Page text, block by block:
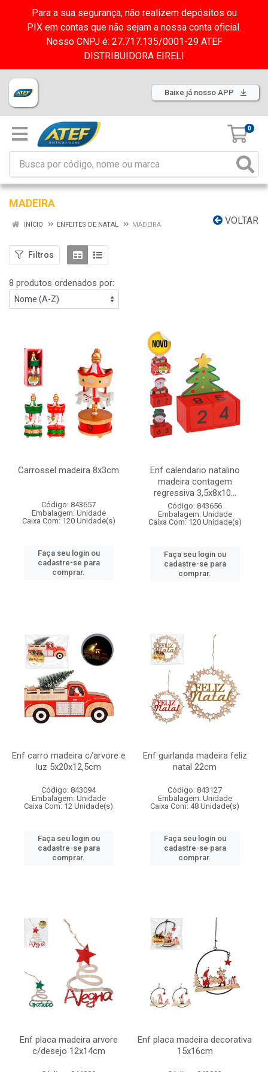
Para a sua segurança, não realizem depósitos ou
PIX em contas que não sejam a nossa conta oficial.
Nosso CNPJ é: 27.717.135/0001-29 ATEF
DISTRIBUIDORA EIRELI
Baixe já nosso APP
0
MADEIRA
VOLTAR
INÍCIO ENFEITES DE NATAL MADEIRA
Filtros
8 produtos ordenados por:
Carrossel madeira 8x3cm
Código: 843657
Embalagem: Unidade
Caixa Com: 120 Unidade(s)
Faça seu login ou
cadastre-se para
comprar.
Enf calendario natalino
madeira contagem
regressiva 3,5x8x10...
Código: 843656
Embalagem: Unidade
Caixa Com: 120 Unidade(s)
Faça seu login ou
cadastre-se para
comprar.
Enf carro madeira c/arvore e
luz 5x20x12,5cm
Código: 843094
Embalagem: Unidade
Caixa Com: 12 Unidade(s)
Faça seu login ou
cadastre-se para
comprar.
Enf guirlanda madeira feliz
natal 22cm
Código: 843127
Embalagem: Unidade
Caixa Com: 48 Unidade(s)
Faça seu login ou
cadastre-se para
comprar.
Enf placa madeira arvore
c/desejo 12x14cm
Enf placa madeira decorativa
15x16cm